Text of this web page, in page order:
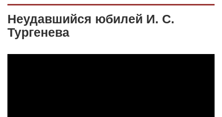
Неудавшийся юбилей И. С.
Тургенева